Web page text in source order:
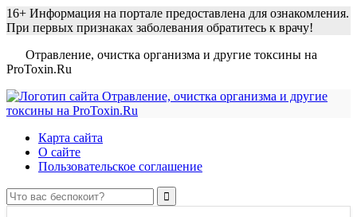
16+ Информация на портале предоставлена для ознакомления.
При первых признаках заболевания обратитесь к врачу!
Отравление, очистка организма и другие токсины на
ProToxin.Ru
Карта сайта
О сайте
Пользовательское соглашение